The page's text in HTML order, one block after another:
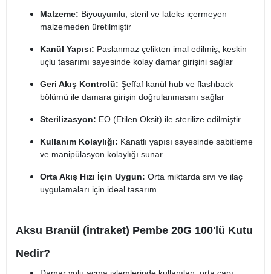
Malzeme: Biyouyumlu, steril ve lateks içermeyen
malzemeden üretilmiştir
Kanül Yapısı: Paslanmaz çelikten imal edilmiş, keskin
uçlu tasarımı sayesinde kolay damar girişini sağlar
Geri Akış Kontrolü: Şeffaf kanül hub ve flashback
bölümü ile damara girişin doğrulanmasını sağlar
Sterilizasyon: EO (Etilen Oksit) ile sterilize edilmiştir
Kullanım Kolaylığı: Kanatlı yapısı sayesinde sabitleme
ve manipülasyon kolaylığı sunar
Orta Akış Hızı İçin Uygun: Orta miktarda sıvı ve ilaç
uygulamaları için ideal tasarım
Aksu Branül (İntraket) Pembe 20G 100'lü Kutu
Nedir?